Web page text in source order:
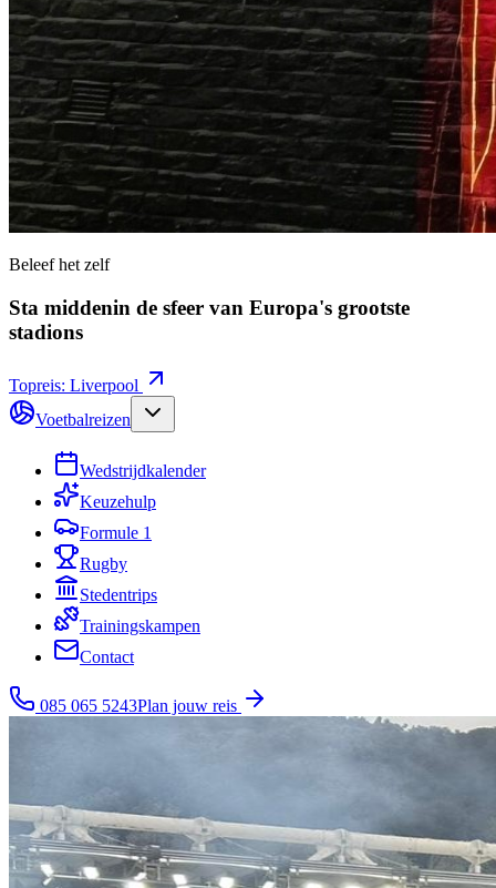
Beleef het zelf
Sta middenin de sfeer van Europa's grootste
stadions
Topreis: Liverpool
Voetbalreizen
Wedstrijdkalender
Keuzehulp
Formule 1
Rugby
Stedentrips
Trainingskampen
Contact
085 065 5243Plan jouw reis